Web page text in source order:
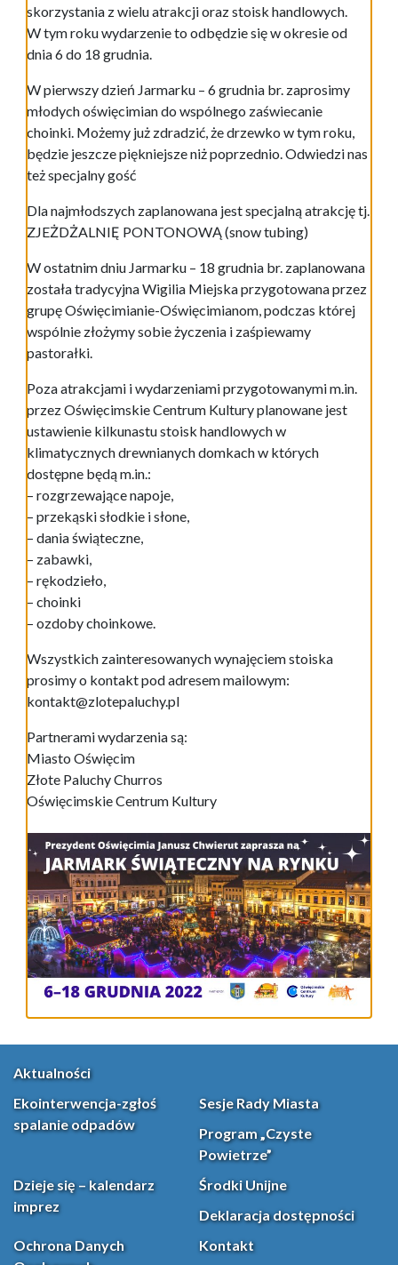
skorzystania z wielu atrakcji oraz stoisk handlowych.
W tym roku wydarzenie to odbędzie się w okresie od
dnia 6 do 18 grudnia.
W pierwszy dzień Jarmarku – 6 grudnia br. zaprosimy
młodych oświęcimian do wspólnego zaświecanie
choinki. Możemy już zdradzić, że drzewko w tym roku,
będzie jeszcze piękniejsze niż poprzednio. Odwiedzi nas
też specjalny gość
Dla najmłodszych zaplanowana jest specjalną atrakcję tj.
ZJEŻDŻALNIĘ PONTONOWĄ (snow tubing)
W ostatnim dniu Jarmarku – 18 grudnia br. zaplanowana
została tradycyjna Wigilia Miejska przygotowana przez
grupę Oświęcimianie-Oświęcimianom, podczas której
wspólnie złożymy sobie życzenia i zaśpiewamy
pastorałki.
Poza atrakcjami i wydarzeniami przygotowanymi m.in.
przez Oświęcimskie Centrum Kultury planowane jest
ustawienie kilkunastu stoisk handlowych w
klimatycznych drewnianych domkach w których
dostępne będą m.in.:
– rozgrzewające napoje,
– przekąski słodkie i słone,
– dania świąteczne,
– zabawki,
– rękodzieło,
– choinki
– ozdoby choinkowe.
Wszystkich zainteresowanych wynajęciem stoiska
prosimy o kontakt pod adresem mailowym:
kontakt@zlotepaluchy.pl
Partnerami wydarzenia są:
Miasto Oświęcim
Złote Paluchy Churros
Oświęcimskie Centrum Kultury
Aktualności
Ekointerwencja-zgłoś
spalanie odpadów
Sesje Rady Miasta
Program „Czyste
Powietrze”
Dzieje się – kalendarz
imprez
Środki Unijne
Deklaracja dostępności
Ochrona Danych
Kontakt